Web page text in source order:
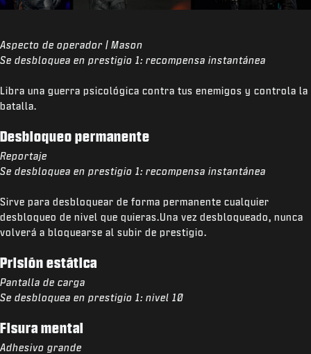
Aspecto de operador | Mason
Se desbloquea en prestigio 1: recompensa instantánea
Libra una guerra psicológica contra tus enemigos y controla la
batalla.
Desbloqueo permanente
Reportaje
Se desbloquea en prestigio 1: recompensa instantánea
Sirve para desbloquear de forma permanente cualquier
desbloqueo de nivel que quieras.Una vez desbloqueado, nunca
volverá a bloquearse al subir de prestigio.
Prisión estática
Pantalla de carga
Se desbloquea en prestigio 1: nivel 10
Fisura mental
Adhesivo grande